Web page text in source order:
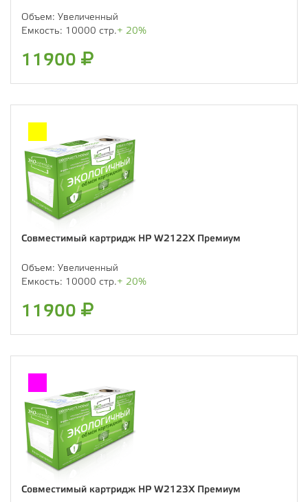
Объем: Увеличенный
Емкость: 10000 стр.+ 20%
11900
Совместимый картридж HP W2122X Премиум
Объем: Увеличенный
Емкость: 10000 стр.+ 20%
11900
Совместимый картридж HP W2123X Премиум